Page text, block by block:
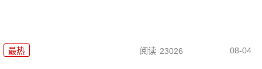
最热 阅读 23026 08-04